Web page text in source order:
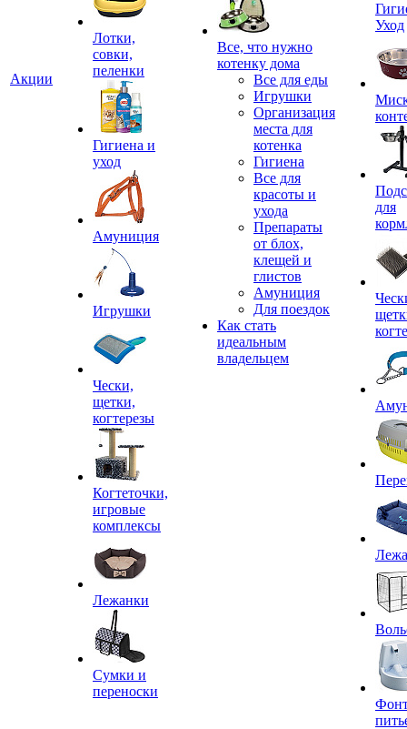
Акции
Лотки,
совки,
пеленки
Гигиена и
уход
Амуниция
Игрушки
Чески,
щетки,
когтерезы
Когтеточки,
игровые
комплексы
Лежанки
Сумки и
переноски
Все, что нужно
котенку дома
Все для еды
Игрушки
Организация
места для
котенка
Гигиена
Все для
красоты и
ухода
Препараты
от блох,
клещей и
глистов
Амуниция
Для поездок
Как стать
идеальным
владельцем
Уход
для